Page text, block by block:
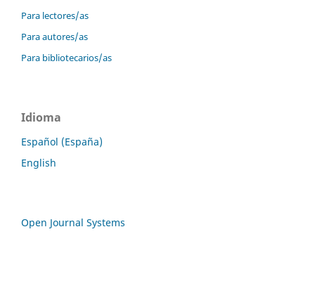
Para lectores/as
Para autores/as
Para bibliotecarios/as
Idioma
Español (España)
English
Open Journal Systems